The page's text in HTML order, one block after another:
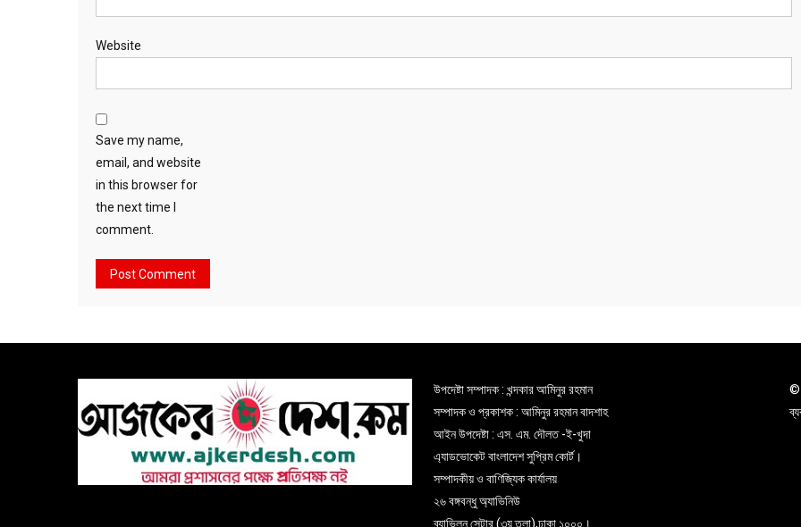
Website
Save my name,
email, and website
in this browser for
the next time I
comment.
উপদেষ্টা সম্পাদক : খন্দকার আমিনুর রহমান
সম্পাদক ও প্রকাশক : আমিনুর রহমান বাদশাহ
আইন উপদেষ্টা : এস. এম. দৌলত -ই-খুদা
এ্যাডভোকেট বাংলাদেশ সুপ্রিম কোর্ট।
সম্পাদকীয় ও বাণিজ্যিক কার্যালয়
২৬ বঙ্গবন্ধু অ্যাভিনিউ
ব্যাভিলন সেন্টার (৩য় তলা),ঢাকা ১০০০।
©